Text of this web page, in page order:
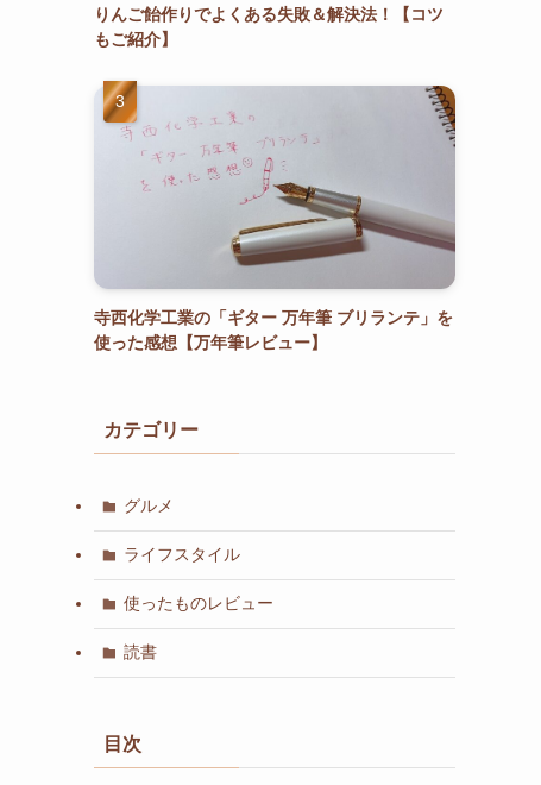
りんご飴作りでよくある失敗＆解決法！【コツ
もご紹介】
寺西化学工業の「ギター 万年筆 ブリランテ」を
使った感想【万年筆レビュー】
カテゴリー
グルメ
ライフスタイル
使ったものレビュー
読書
目次